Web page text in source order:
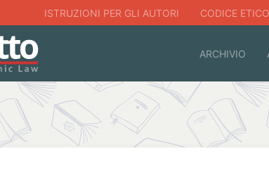
ISTRUZIONI PER GLI AUTORI CODICE ETICO
ARCHIVIO